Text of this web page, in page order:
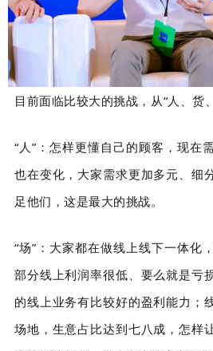
目前面临比较大的挑战，从“人、货
“人”：怎样更懂自己的顾客，现在
也在变化，大家需求更加多元、细
足他们，这是最大的挑战。
“场”：大家都在做线上线下一体化
部分线上利润率很低、要么就是亏
的线上业务有比较好的盈利能力；
场地，生意占比达到七八成，怎样